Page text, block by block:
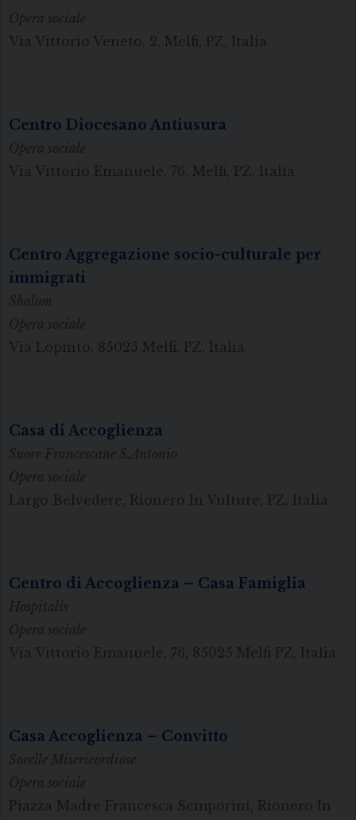
Opera sociale
Via Vittorio Veneto, 2, Melfi, PZ, Italia
Centro Diocesano Antiusura
Opera sociale
Via Vittorio Emanuele, 76, Melfi, PZ, Italia
Centro Aggregazione socio-culturale per
immigrati
Shalom
Opera sociale
Via Lopinto, 85025 Melfi, PZ, Italia
Casa di Accoglienza
Suore Francescane S.Antonio
Opera sociale
Largo Belvedere, Rionero In Vulture, PZ, Italia
Centro di Accoglienza – Casa Famiglia
Hospitalis
Opera sociale
Via Vittorio Emanuele, 76, 85025 Melfi PZ, Italia
Casa Accoglienza – Convitto
Sorelle Misericordiose
Opera sociale
Piazza Madre Francesca Semporini, Rionero In